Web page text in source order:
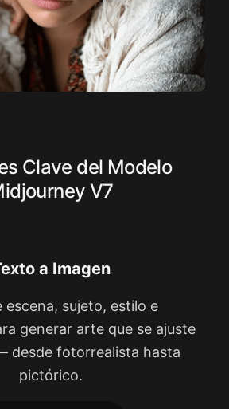
Clave del Modelo
V7
a Imagen
escena, sujeto, estilo e
generar arte que se ajuste
desde fotorrealista hasta
pictórico.